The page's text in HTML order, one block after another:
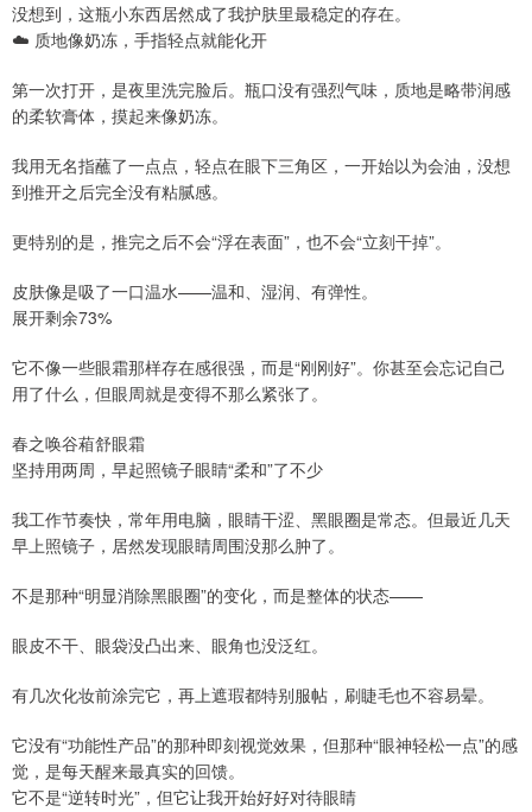
没想到，这瓶小东西居然成了我护肤里最稳定的存在。
☁️ 质地像奶冻，手指轻点就能化开
第一次打开，是夜里洗完脸后。瓶口没有强烈气味，质地是略带润感
的柔软膏体，摸起来像奶冻。
我用无名指蘸了一点点，轻点在眼下三角区，一开始以为会油，没想
到推开之后完全没有粘腻感。
更特别的是，推完之后不会“浮在表面”，也不会“立刻干掉”。
皮肤像是吸了一口温水——温和、湿润、有弹性。
展开剩余73%
它不像一些眼霜那样存在感很强，而是“刚刚好”。你甚至会忘记自己
用了什么，但眼周就是变得不那么紧张了。
春之唤谷葙舒眼霜
坚持用两周，早起照镜子眼睛“柔和”了不少
我工作节奏快，常年用电脑，眼睛干涩、黑眼圈是常态。但最近几天
早上照镜子，居然发现眼睛周围没那么肿了。
不是那种“明显消除黑眼圈”的变化，而是整体的状态——
眼皮不干、眼袋没凸出来、眼角也没泛红。
有几次化妆前涂完它，再上遮瑕都特别服帖，刷睫毛也不容易晕。
它没有“功能性产品”的那种即刻视觉效果，但那种“眼神轻松一点”的感
觉，是每天醒来最真实的回馈。
它不是“逆转时光”，但它让我开始好好对待眼睛